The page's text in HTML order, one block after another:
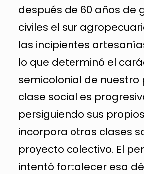
después de 60 años de
civiles el sur
las incipientes
lo que determinó el
semicolonial de nuestro
clase social es
persiguiendo sus
incorpora otras clases
proyecto colectivo. El
intentó fortalecer esa